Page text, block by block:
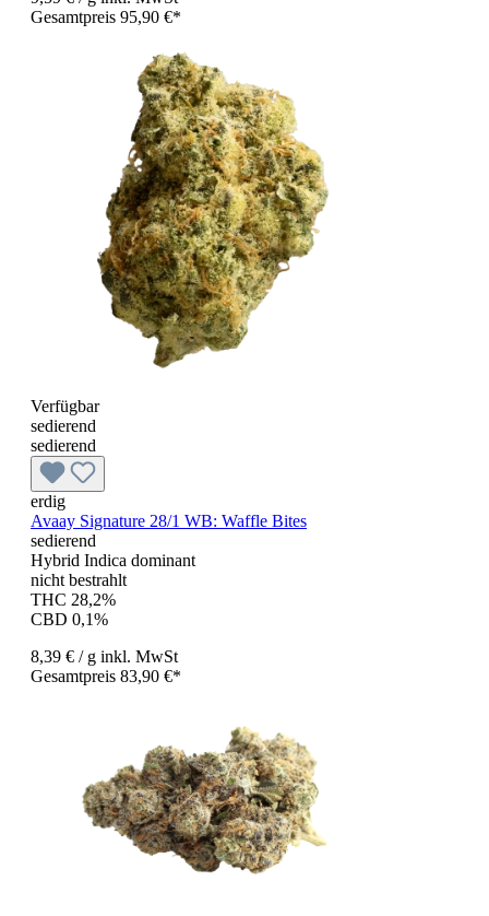
Gesamtpreis 95,90 €*
Verfügbar
sedierend
sedierend
erdig
Avaay Signature 28/1 WB: Waffle Bites
sedierend
Hybrid Indica dominant
nicht bestrahlt
THC 28,2%
CBD 0,1%
8,39 € / g inkl. MwSt
Gesamtpreis 83,90 €*